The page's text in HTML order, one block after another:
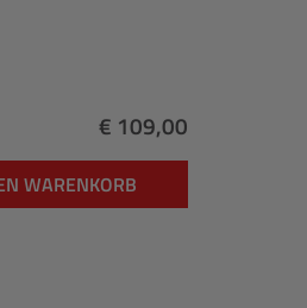
Regulärer Preis:
€ 109,00
WARENKORB